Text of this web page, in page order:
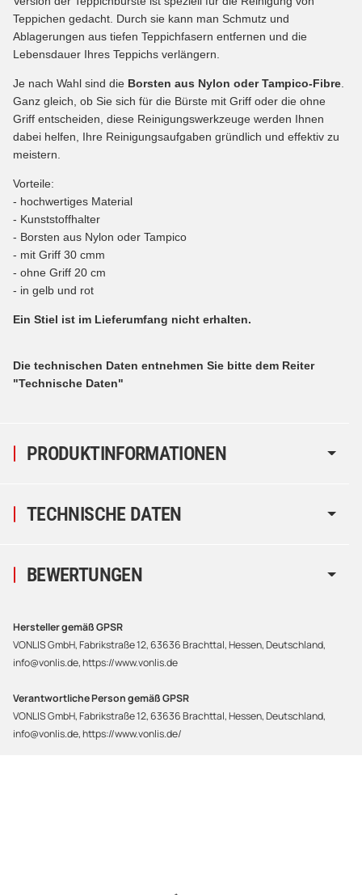
PRODUKTINFORMATIONEN
Teppichen gedacht. Durch sie kann man Schmutz und
Ablagerungen aus tiefen Teppichfasern entfernen und die
Lebensdauer Ihres Teppichs verlängern.
Je nach Wahl sind die Borsten aus Nylon oder Tampico-Fibre
Ganz gleich, ob Sie sich für die Bürste mit Griff oder die ohne
Griff entscheiden, diese Reinigungswerkzeuge werden Ihnen
dabei helfen, Ihre Reinigungsaufgaben gründlich und effektiv zu
meistern.
Vorteile:
- hochwertiges Material
- Kunststoffhalter
- Borsten aus Nylon oder Tampico
- mit Griff 30 cmm
- ohne Griff 20 cm
- in gelb und rot
Ein Stiel ist im Lieferumfang nicht erhalten.
Die technischen Daten entnehmen Sie bitte dem Reiter
"Technische Daten"
TECHNISCHE DATEN
BEWERTUNGEN
Hersteller gemäß GPSR
VONLIS GmbH, Fabrikstraße 12, 63636 Brachttal, Hessen, Deutschland,
info@vonlis.de, https://www.vonlis.de
Verantwortliche Person gemäß GPSR
VONLIS GmbH, Fabrikstraße 12, 63636 Brachttal, Hessen, Deutschland,
info@vonlis.de, https://www.vonlis.de/